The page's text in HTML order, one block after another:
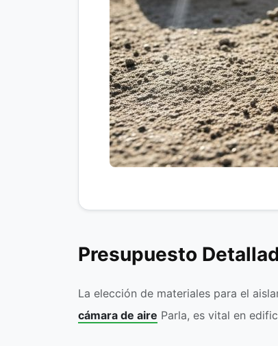
Presupuesto
La elección de materiales para el
cámara de aire Parla, es vital en